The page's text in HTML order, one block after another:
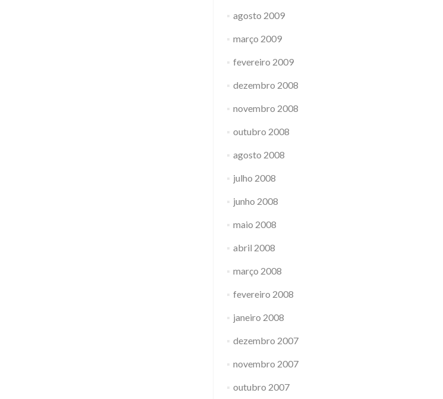
agosto 2009
março 2009
fevereiro 2009
dezembro 2008
novembro 2008
outubro 2008
agosto 2008
julho 2008
junho 2008
maio 2008
abril 2008
março 2008
fevereiro 2008
janeiro 2008
dezembro 2007
novembro 2007
outubro 2007